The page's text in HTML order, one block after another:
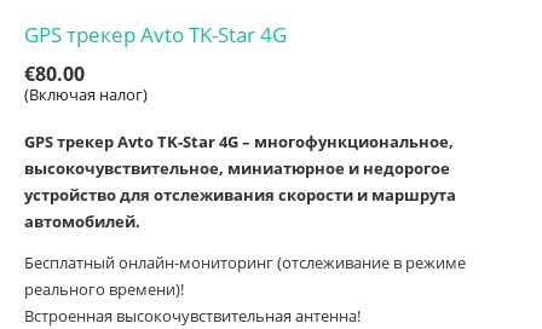
GPS трекер Avto TK-Star 4G
€80.00
(Включая налог)
GPS трекер Avto TK-Star 4G – многофункциональное,
высокочувствительное, миниатюрное и недорогое
устройство для отслеживания скорости и маршрута
автомобилей.
Бесплатный онлайн-мониторинг (отслеживание в режиме
реального времени)!
Встроенная высокочувствительная антенна!